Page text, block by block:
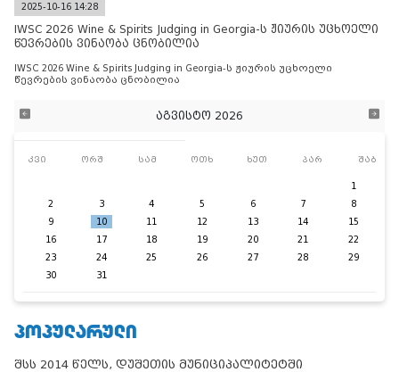
2025-10-16 14:28
IWSC 2026 Wine & Spirits Judging in Georgia-ს ჟიურის უცხოელი
წევრების ვინაობა ცნობილია
IWSC 2026 Wine & Spirits Judging in Georgia-ს ჟიურის უცხოელი
წევრების ვინაობა ცნობილია
აგვისტო 2026
კვი ორშ სამ ოთხ ხუთ პარ შაბ
1
2
3 4 5 6 7
8
9
10 11 12 13 14
15
16
17 18 19 20 21
22
23
24 25 26 27 28
29
30
31
ᲞᲝᲞᲣᲚᲐᲠᲣᲚᲘ
შსს 2014 წელს, დუშეთის მუნიციპალიტეტში